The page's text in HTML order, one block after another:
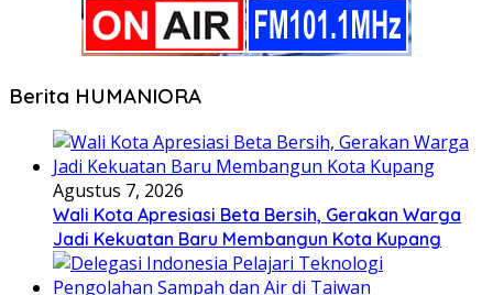
Berita HUMANIORA
Agustus 7, 2026
Wali Kota Apresiasi Beta Bersih, Gerakan Warga
Jadi Kekuatan Baru Membangun Kota Kupang